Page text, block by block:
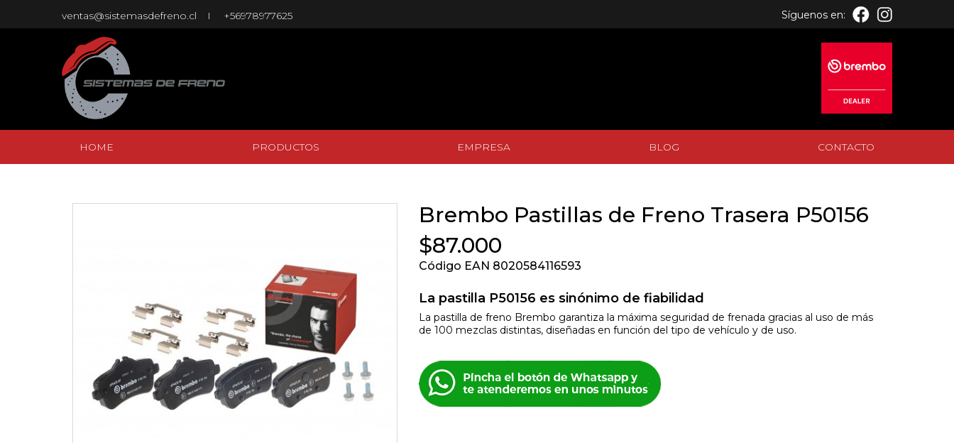
ventas@sistemasdefreno.cl +56978977625 Síguenos en:
HOME PRODUCTOS EMPRESA BLOG CONTACTO
Brembo Pastillas de Freno Trasera P50156
$87.000
Código EAN 8020584116593
La pastilla P50156 es sinónimo de fiabilidad
La pastilla de freno Brembo garantiza la máxima seguridad de frenada gracias al uso de más
de 100 mezclas distintas, diseñadas en función del tipo de vehículo y de uso.